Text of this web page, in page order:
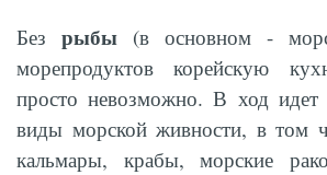
Без рыбы (в основном -
морепродуктов корейскую
просто невозможно. В ход идет
виды морской живности, в том
кальмары, крабы, морские